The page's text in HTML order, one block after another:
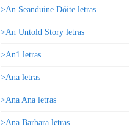
>An Seanduine Dóite letras
>An Untold Story letras
>An1 letras
>Ana letras
>Ana Ana letras
>Ana Barbara letras